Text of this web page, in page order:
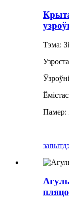
Тэма:
Памер:
запыт